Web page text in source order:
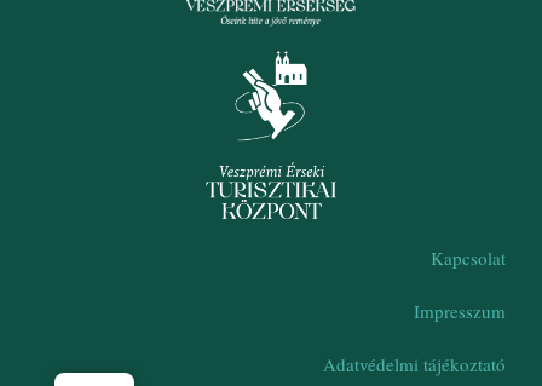
Kapcsolat
Impresszum
Adatvédelmi tájékoztató